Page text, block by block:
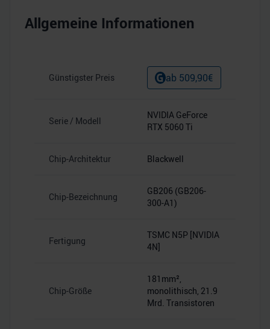
Allgemeine Informationen
Günstigster Preis ab 509,90€
Serie / Modell
NVIDIA GeForce
RTX 5060 Ti
Chip-Architektur Blackwell
Chip-Bezeichnung
GB206 (GB206-
300-A1)
Fertigung
TSMC N5P [NVIDIA
4N]
Chip-Größe
181mm²,
monolithisch, 21.9
Mrd. Transistoren